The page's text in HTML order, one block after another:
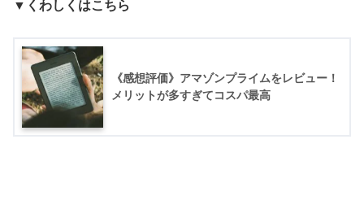
▼くわしくはこちら
《感想評価》アマゾンプライムをレビュー！
メリットが多すぎてコスパ最高